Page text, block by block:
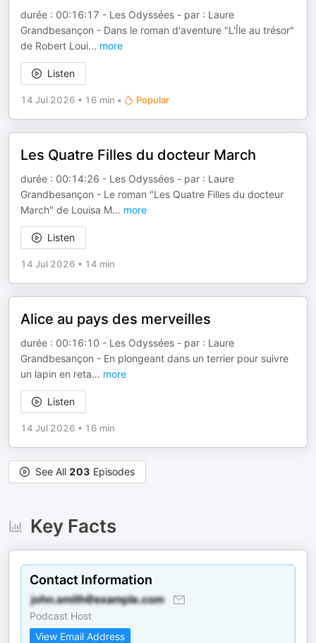
durée : 00:16:17 - Les Odyssées - par : Laure
Grandbesançon - Dans le roman d'aventure "L'Île au trésor"
de Robert Loui... more
Listen
14 Jul 2026 • 16 min • Popular
Les Quatre Filles du docteur March
durée : 00:14:26 - Les Odyssées - par : Laure
Grandbesançon - Le roman "Les Quatre Filles du docteur
March" de Louisa M... more
Listen
14 Jul 2026 • 14 min
Alice au pays des merveilles
durée : 00:16:10 - Les Odyssées - par : Laure
Grandbesançon - En plongeant dans un terrier pour suivre
un lapin en reta... more
Listen
14 Jul 2026 • 16 min
See All 203 Episodes
Key Facts
Contact Information
Podcast Host
View Email Address